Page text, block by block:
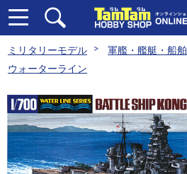
ミリタリーモデル 軍艦・艦艇・船舶
ウォーターライン